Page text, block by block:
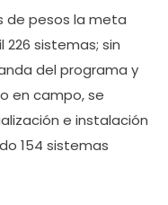
de pesos la meta
226 sistemas; sin
del programa y
en campo, se
e instalación
154 sistemas